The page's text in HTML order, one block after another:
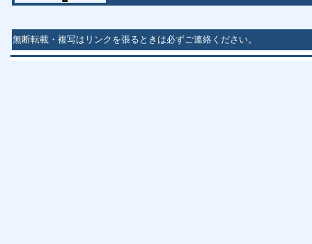
無断転載・複写はリンクを張るときは必ずご連絡ください。